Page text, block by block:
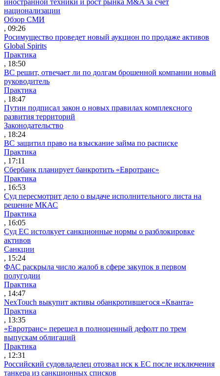
национализации
Обзор СМИ
, 09:26
Росимущество проведет новый аукцион по продаже активов
Global Spirits
Практика
, 18:50
ВС решит, отвечает ли по долгам брошенной компании новый
руководитель
Практика
, 18:47
Путин подписал закон о новых правилах комплексного
развития территорий
Законодательство
, 18:24
ВС защитил право на взыскание займа по расписке
Практика
, 17:11
Сбербанк планирует банкротить «Евротранс»
Практика
, 16:53
Суд пересмотрит дело о выдаче исполнительного листа на
решение МКАС
Практика
, 16:05
Суд ЕС истолкует санкционные нормы о разблокировке
активов
Санкции
, 15:24
ФАС раскрыла число жалоб в сфере закупок в первом
полугодии
Практика
, 14:47
NexTouch выкупит активы обанкротившегося «Кванта»
Практика
, 13:35
«Евротранс» перешел в полноценный дефолт по трем
выпускам облигаций
Практика
, 12:31
Российский судовладелец отозвал иск к ЕС после исключения
танкера из санкционных списков